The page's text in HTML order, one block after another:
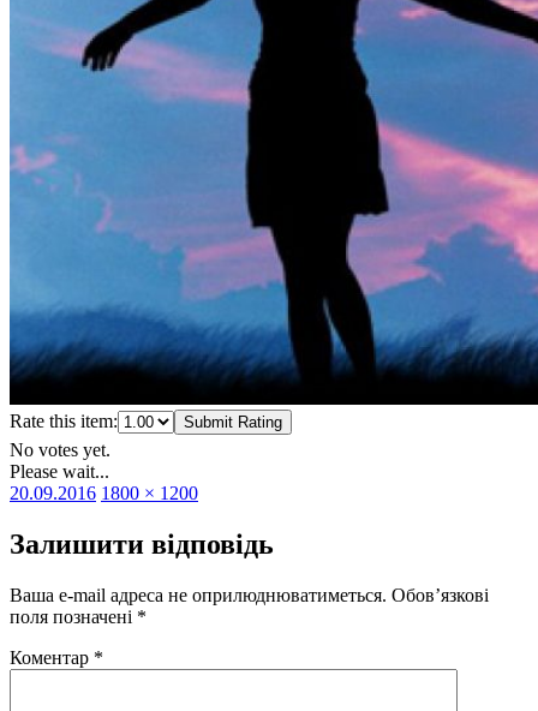
Rate this item: Submit Rating
No votes yet.
Please wait...
Оприлюднено
20.09.2016 Повний
1800 × 1200
Залишити відповідь
Ваша e-mail адреса не оприлюднюватиметься. Обов’язкові
поля позначені *
Коментар *